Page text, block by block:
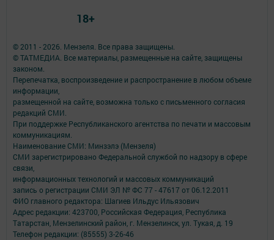
© 2011 - 2026. Мензеля. Все права защищены.
© ТАТМЕДИА. Все материалы, размещенные на сайте, защищены
законом.
Перепечатка, воспроизведение и распространение в любом объеме
информации,
размещенной на сайте, возможна только с письменного согласия
редакций СМИ.
При поддержке Республиканского агентства по печати и массовым
коммуникациям.
Наименование СМИ: Минзэлэ (Мензеля)
СМИ зарегистрировано Федеральной службой по надзору в сфере
связи,
информационных технологий и массовых коммуникаций
запись о регистрации СМИ ЭЛ № ФС 77 - 47617 от 06.12.2011
ФИО главного редактора: Шагиев Ильдус Ильязович
Адрес редакции: 423700, Российская Федерация, Республика
Татарстан, Мензелинский район, г. Мензелинск, ул. Тукая, д. 19
Телефон редакции: (85555) 3-26-46
18+